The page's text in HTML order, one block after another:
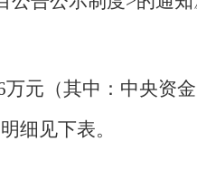
万元（其中：中央资金
细见下表。